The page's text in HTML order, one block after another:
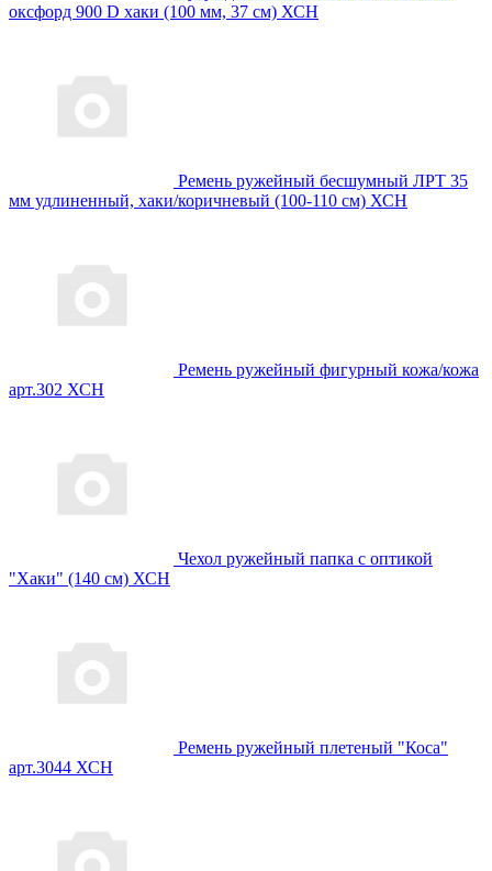
оксфорд 900 D хаки (100 мм, 37 см) ХСН
Ремень ружейный бесшумный ЛРТ 35
мм удлиненный, хаки/коричневый (100-110 см) ХСН
Ремень ружейный фигурный кожа/кожа
арт.302 ХСН
Чехол ружейный папка с оптикой
"Хаки" (140 см) ХСН
Ремень ружейный плетеный "Коса"
арт.3044 ХСН